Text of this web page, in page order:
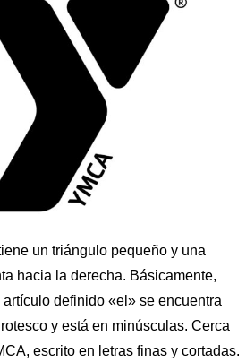
un triángulo pequeño y una
hacia la derecha. Básicamente,
definido «el» se encuentra
y está en minúsculas. Cerca
escrito en letras finas y cortadas.